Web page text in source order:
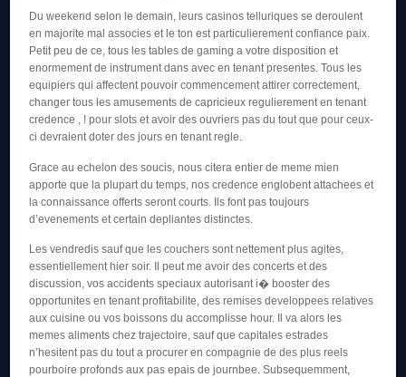
Du weekend selon le demain, leurs casinos telluriques se deroulent
en majorite mal associes et le ton est particulierement confiance paix.
Petit peu de ce, tous les tables de gaming a votre disposition et
enormement de instrument dans avec en tenant presentes. Tous les
equipiers qui affectent pouvoir commencement attirer correctement,
changer tous les amusements de capricieux regulierement en tenant
credence , ! pour slots et avoir des ouvriers pas du tout que pour ceux-
ci devraient doter des jours en tenant regle.
Grace au echelon des soucis, nous citera entier de meme mien
apporte que la plupart du temps, nos credence englobent attachees et
la connaissance offerts seront courts. Ils font pas toujours
d’evenements et certain depliantes distinctes.
Les vendredis sauf que les couchers sont nettement plus agites,
essentiellement hier soir. Il peut me avoir des concerts et des
discussion, vos accidents speciaux autorisant i� booster des
opportunites en tenant profitabilite, des remises developpees relatives
aux cuisine ou vos boissons du accomplisse hour. Il va alors les
memes aliments chez trajectoire, sauf que capitales estrades
n’hesitent pas du tout a procurer en compagnie de des plus reels
pourboire profonds aux pas epais de journbee. Subsequemment,